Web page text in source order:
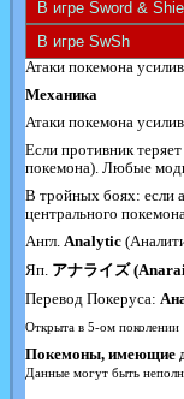
Атаки покемона
Механика
Атаки покемона
Если противник
покемона). Любые
В тройных боях: если
центрального
Англ. Analytic
Яп. アナライズ
Перевод Покеруса:
Открыта в 5-ом поколении
Покемоны, имеющие
Данные могут быть